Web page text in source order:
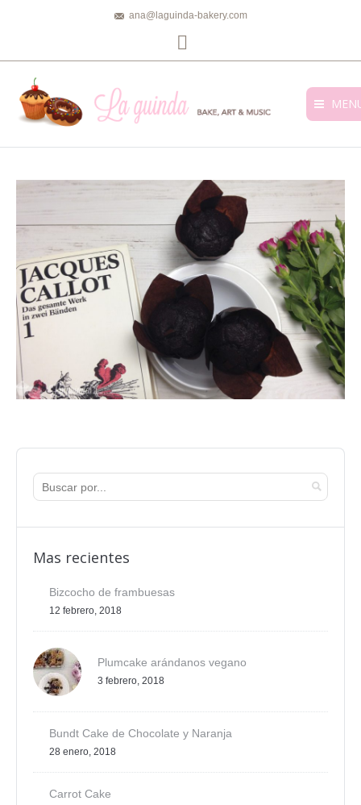
ana@laguinda-bakery.com
Mas recientes
Bizcocho de frambuesas
12 febrero, 2018
Plumcake arándanos vegano
3 febrero, 2018
Bundt Cake de Chocolate y Naranja
28 enero, 2018
Carrot Cake